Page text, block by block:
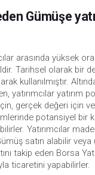
Gümüşe
arasında yüksek
Tarihsel olarak bir
kullanılmıştır.
yatırımcılar yatırım
gerçek değeri için
potansiyel bir
Yatırımcılar
satın alabilir veya
takip eden Borsa
ticaretini yapabilirler.